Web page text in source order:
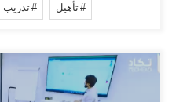
تأهيل تدريب